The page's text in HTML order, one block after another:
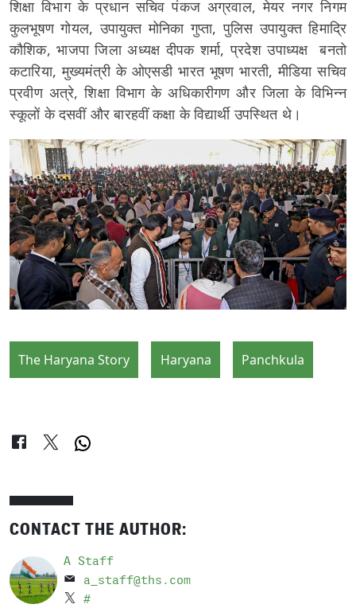
शिक्षा विभाग के प्रधान सचिव पंकज अग्रवाल, मेयर नगर निगम
कुलभूषण गोयल, उपायुक्त मोनिका गुप्ता, पुलिस उपायुक्त हिमाद्रि
कौशिक, भाजपा जिला अध्यक्ष दीपक शर्मा, प्रदेश उपाध्यक्ष बनतो
कटारिया, मुख्यमंत्री के ओएसडी भारत भूषण भारती, मीडिया सचिव
प्रवीण अत्रे, शिक्षा विभाग के अधिकारीगण और जिला के विभिन्न
स्कूलों के दसवीं और बारहवीं कक्षा के विद्यार्थी उपस्थित थे।
The Haryana Story Haryana Panchkula
CONTACT THE AUTHOR:
A Staff
a_staff@ths.com
#